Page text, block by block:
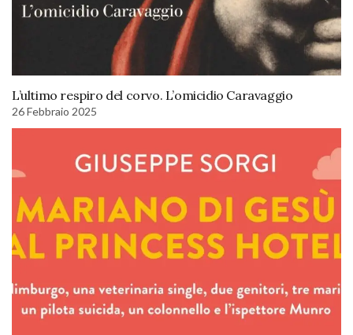
L’ultimo respiro del corvo. L’omicidio Caravaggio
26 Febbraio 2025